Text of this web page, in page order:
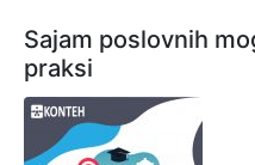
Sajam poslovnih
praksi